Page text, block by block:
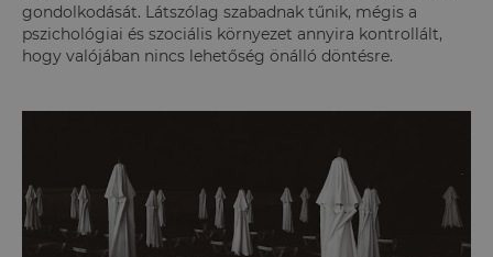
gondolkodását. Látszólag szabadnak tűnik, mégis a
pszichológiai és szociális környezet annyira kontrollált,
hogy valójában nincs lehetőség önálló döntésre.